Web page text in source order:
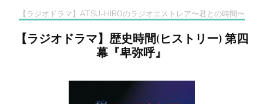
【ラジオドラマ】ATSU-HIROのラジオエストレア〜君との時間〜
【ラジオドラマ】歴史時間(ヒストリー) 第四
幕『卑弥呼』